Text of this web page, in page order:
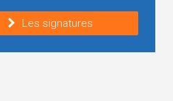
Les signatures